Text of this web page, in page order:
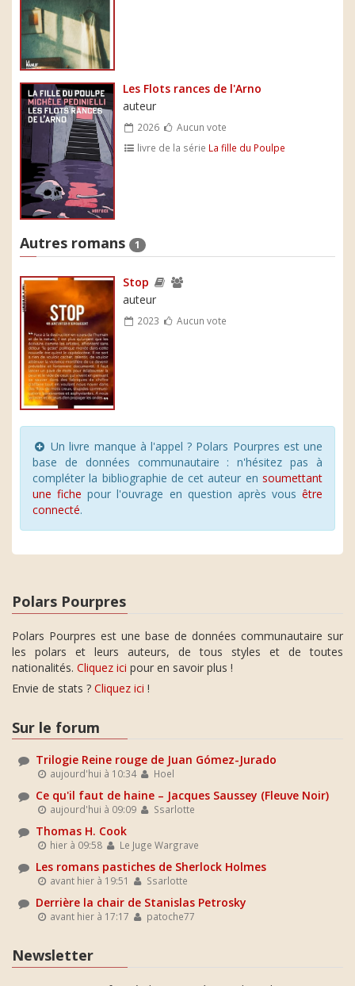
Les Flots rances de l'Arno
auteur
2026
Aucun vote
livre de la série La fille du Poulpe
Autres romans 1
Stop
auteur
2023 Aucun vote
Un livre manque à l'appel ? Polars Pourpres est une
base de données communautaire : n'hésitez pas à
compléter la bibliographie de cet auteur en soumettant
une fiche pour l'ouvrage en question après vous être
connecté.
Polars Pourpres
Polars Pourpres est une base de données communautaire sur
les polars et leurs auteurs, de tous styles et de toutes
nationalités. Cliquez ici pour en savoir plus !
Envie de stats ? Cliquez ici !
Sur le forum
Trilogie Reine rouge de Juan Gómez-Jurado
aujourd'hui à 10:34 Hoel
Ce qu'il faut de haine – Jacques Saussey (Fleuve Noir)
aujourd'hui à 09:09 Ssarlotte
Thomas H. Cook
hier à 09:58 Le Juge Wargrave
Les romans pastiches de Sherlock Holmes
avant hier à 19:51 Ssarlotte
Derrière la chair de Stanislas Petrosky
avant hier à 17:17 patoche77
Newsletter